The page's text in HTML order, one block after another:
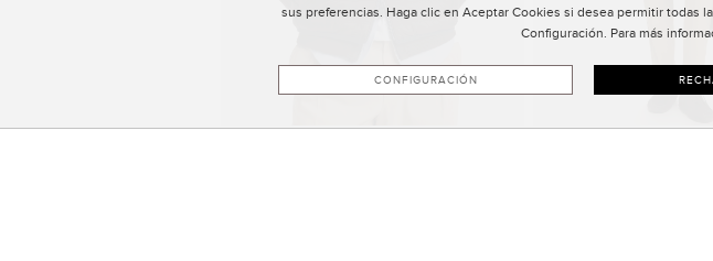
sus preferencias. Haga clic en Aceptar Cookies si desea permitir todas
Configuración. Para más
CONFIGURACIÓN